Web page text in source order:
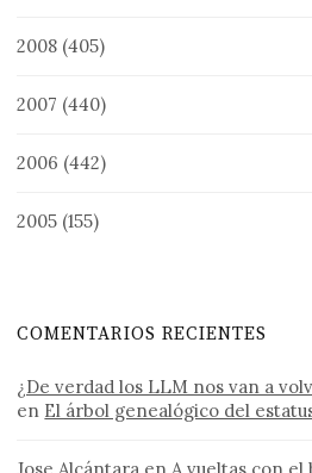
2008 (405)
2007 (440)
2006 (442)
2005 (155)
COMENTARIOS RECIENTES
¿De verdad los LLM nos van a
en El árbol genealógico del
Jose Alcántara en A vueltas con el